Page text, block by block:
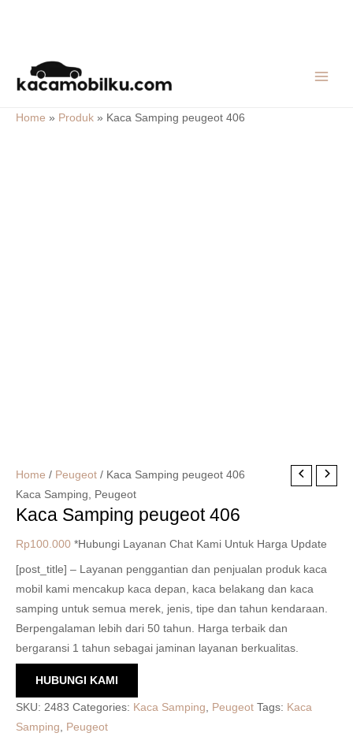
content
Home » Produk » Kaca Samping peugeot 406
Home / Peugeot / Kaca Samping peugeot 406
Kaca Samping, Peugeot
Kaca Samping peugeot 406
Rp100.000 *Hubungi Layanan Chat Kami Untuk Harga Update
[post_title] – Layanan penggantian dan penjualan produk kaca
mobil kami mencakup kaca depan, kaca belakang dan kaca
samping untuk semua merek, jenis, tipe dan tahun kendaraan.
Berpengalaman lebih dari 50 tahun. Harga terbaik dan
bergaransi 1 tahun sebagai jaminan layanan berkualitas.
HUBUNGI KAMI
SKU: 2483 Categories: Kaca Samping, Peugeot Tags: Kaca
Samping, Peugeot